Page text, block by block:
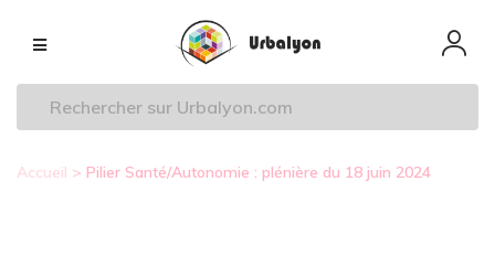
principal
Navigation
principale
Accueil Pilier Santé/Autonomie : plénière du 18 juin 2024